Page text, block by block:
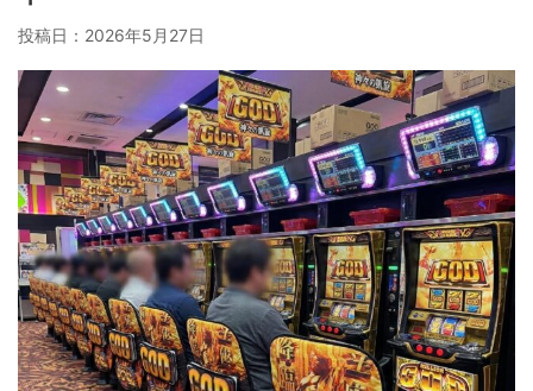
投稿日： 2026年5月27日